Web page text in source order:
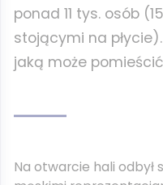
ponad 11 tys. osób
stojącymi na
jaką może
Na otwarcie hali odbył